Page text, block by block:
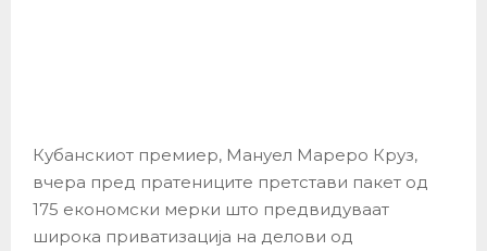
Кубанскиот премиер, Мануел Мареро Круз,
вчера пред пратениците претстави пакет од
175 економски мерки што предвидуваат
широка приватизација на делови од